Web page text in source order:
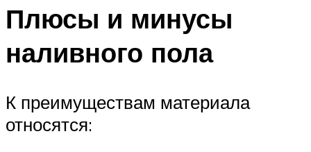
Плюсы и минусы
наливного пола
К преимуществам материала
относятся: